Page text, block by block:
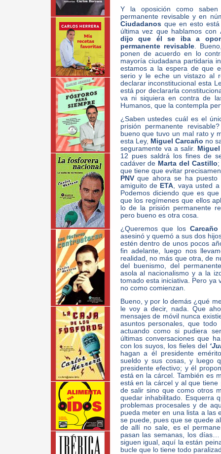
Y la oposición como
permanente revisable y en
Ciudadanosque en esto está
última vez que hablamos con
dijo que él se iba a
permanente revisable.
ponen de acuerdo en lo
mayoría ciudadana partidaria
estamos a la espera de que
serio y le eche un vistazo al
declarar inconstitucional esta
está por declararla
va ni siquiera en contra de
Humanos, que la contempla
¿Saben ustedes cuál es el
prisión permanente
bueno que tuvo un mal rato y
esta Ley, Miguel Carcaño no
seguramente va a salir.
12 pues saldrá los fines de
cadáver de Marta del Castillo
que tiene que evitar
PNVque ahora se ha puesto
amiguito de ETA, vaya usted
Podemos diciendo que es
que los regímenes que ellos
lo de la prisión permanente
pero bueno es otra cosa.
¿Queremos que los
asesinó y quemó a sus dos
estén dentro de unos pocos
fin adelante, luego nos
realidad, no más que otra, de
del buenismo, del
asola al nacionalismo y a la
tomado esta iniciativa. Pero ya
no como comienzan.
Bueno, y por lo demás ¿qué
le voy a decir, nada. Que
mensajes de móvil nunca
asuntos personales, que
actuando como si pudiera
últimas conversaciones que
con los suyos, los fieles del
hagan a él presidente
sueldo y sus cosas, y luego
presidente efectivo; y él
está en la cárcel. También es
está en la cárcel y al que
de salir sino que como otros
quedar inhabilitado. Esquerra
problemas procesales y de
pueda meter en una lista a las
se puede, pues que se quede
de allí no sale, es el
pasan las semanas, los
siguen igual, aquí la están
bucle que lo tiene todo